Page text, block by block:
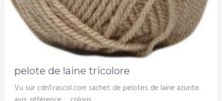
pelote de laine tricolore
Vu sur cdn1.rascol.com sachet de pelotes de laine azurite.